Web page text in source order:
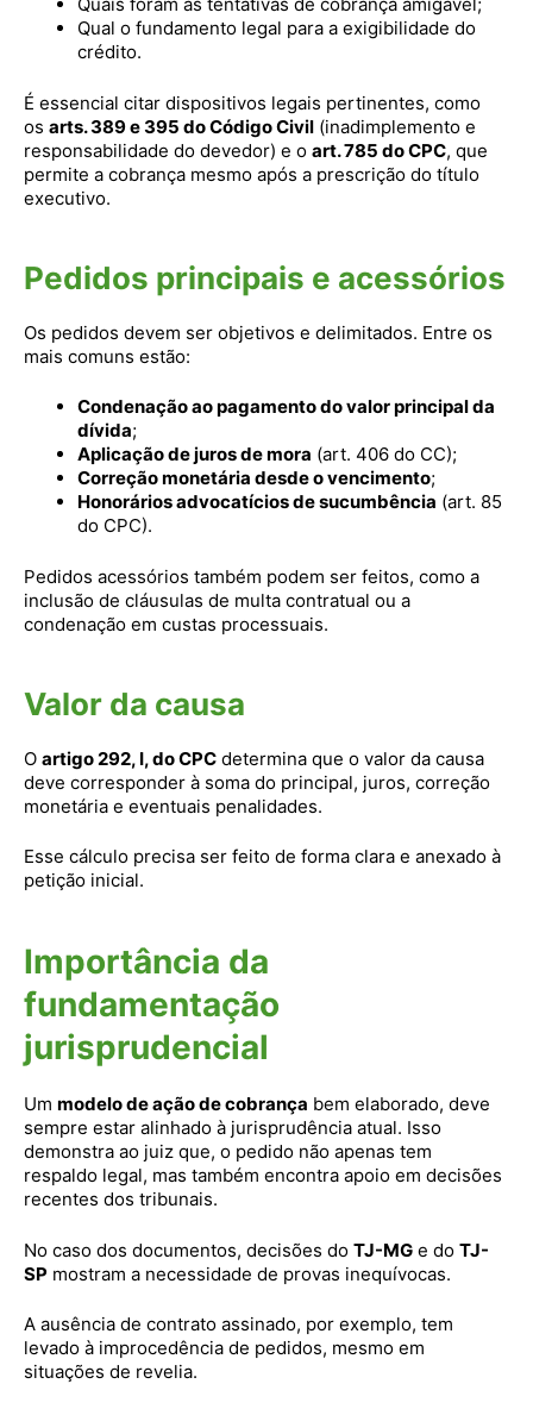
Qual o fundamento legal para a exigibilidade do
crédito.
É essencial citar dispositivos legais pertinentes, como
os arts. 389 e 395 do Código Civil (inadimplemento e
responsabilidade do devedor) e o art. 785 do CPC, que
permite a cobrança mesmo após a prescrição do título
executivo.
Pedidos principais e acessórios
Os pedidos devem ser objetivos e delimitados. Entre os
mais comuns estão:
Condenação ao pagamento do valor principal da
dívida;
Aplicação de juros de mora (art. 406 do CC);
Correção monetária desde o vencimento;
Honorários advocatícios de sucumbência (art. 85
do CPC).
Pedidos acessórios também podem ser feitos, como a
inclusão de cláusulas de multa contratual ou a
condenação em custas processuais.
Valor da causa
O artigo 292, I, do CPC determina que o valor da causa
deve corresponder à soma do principal, juros, correção
monetária e eventuais penalidades.
Esse cálculo precisa ser feito de forma clara e anexado à
petição inicial.
Importância da
fundamentação
jurisprudencial
Um modelo de ação de cobrança bem elaborado, deve
sempre estar alinhado à jurisprudência atual. Isso
demonstra ao juiz que, o pedido não apenas tem
respaldo legal, mas também encontra apoio em decisões
recentes dos tribunais.
No caso dos documentos, decisões do TJ-MG e do TJ-
SP mostram a necessidade de provas inequívocas.
A ausência de contrato assinado, por exemplo, tem
levado à improcedência de pedidos, mesmo em
situações de revelia.